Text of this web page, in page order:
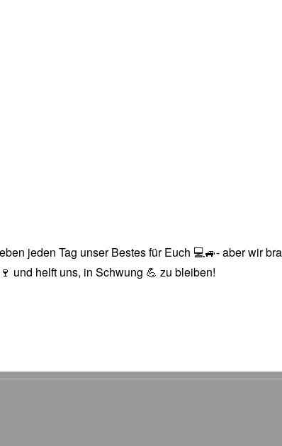
jeden Tag unser Bestes für Euch 💻🚙- aber wir
und helft uns, in Schwung 💪 zu bleiben!